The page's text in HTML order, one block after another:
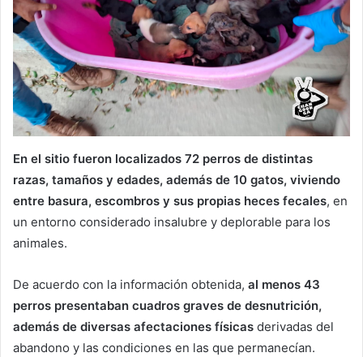
En el sitio fueron localizados 72 perros de distintas
razas, tamaños y edades, además de 10 gatos, viviendo
entre basura, escombros y sus propias heces fecales, en
un entorno considerado insalubre y deplorable para los
animales.
De acuerdo con la información obtenida, al menos 43
perros presentaban cuadros graves de desnutrición,
además de diversas afectaciones físicas derivadas del
abandono y las condiciones en las que permanecían.